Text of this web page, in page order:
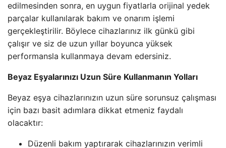
edilmesinden sonra, en uygun fiyatlarla orijinal yedek
parçalar kullanılarak bakım ve onarım işlemi
gerçekleştirilir. Böylece cihazlarınız ilk günkü gibi
çalışır ve siz de uzun yıllar boyunca yüksek
performansla kullanmaya devam edersiniz.
Beyaz Eşyalarınızı Uzun Süre Kullanmanın Yolları
Beyaz eşya cihazlarınızın uzun süre sorunsuz çalışması
için bazı basit adımlara dikkat etmeniz faydalı
olacaktır:
Düzenli bakım yaptırarak cihazlarınızın verimli